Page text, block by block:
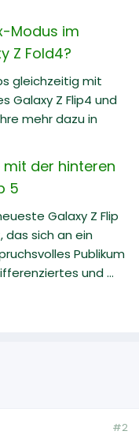
Modus im
Z Fold4?
gleichzeitig mit
Galaxy Z Flip4 und
mehr dazu in
mit der hinteren
5
Galaxy Z Flip
sich an ein
Publikum
und ...
#2